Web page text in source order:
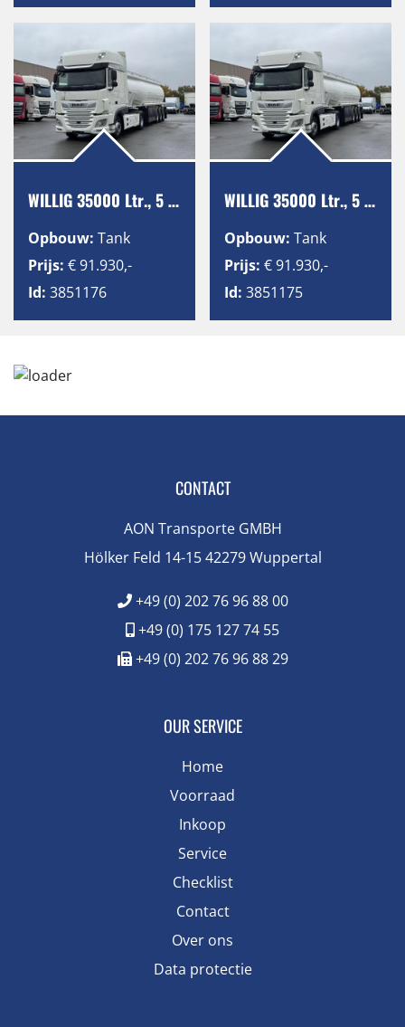
WILLIG 35000 Ltr., 5 Kammern, ADR, SAF
Opbouw: Tank
Prijs: € 91.930,-
Id: 3851176
WILLIG 35000 Ltr., 5 Kammern, ADR, SAF
Opbouw: Tank
Prijs: € 91.930,-
Id: 3851175
CONTACT
AON Transporte GMBH
Hölker Feld 14-15 42279 Wuppertal
+49 (0) 202 76 96 88 00
+49 (0) 175 127 74 55
+49 (0) 202 76 96 88 29
OUR SERVICE
Home
Voorraad
Inkoop
Service
Checklist
Contact
Over ons
Data protectie